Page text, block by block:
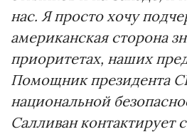
нас. Я просто хочу
американская сторона
приоритетах, наших
Помощник президента
национальной
Салливан контактирует с